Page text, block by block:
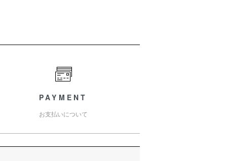
PAYMENT
お支払いについて